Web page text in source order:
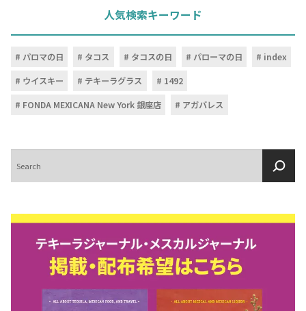
人気検索キーワード
パロマの日 タコス タコスの日 パローマの日
index
ウイスキー
テキーラグラス
1492
FONDA MEXICANA New York 銀座店
アガバレス
索